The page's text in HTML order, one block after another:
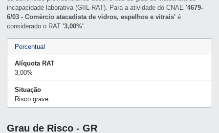
incapacidade laborativa (GIIL-RAT). Para a atividade do CNAE'4679-
6/03 - Comércio atacadista de vidros, espelhos e vitrais' é
considerado o RAT'3,00%'.
Percentual
Alíquota RAT
3,00%
Situação
Risco grave
Grau de Risco - GR